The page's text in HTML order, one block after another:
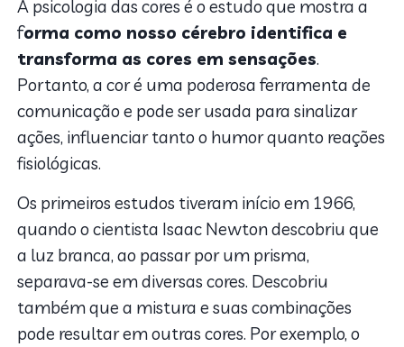
A psicologia das cores é o estudo que mostra a
forma como nosso cérebro identifica e
transforma as cores em sensações.
Portanto, a cor é uma poderosa ferramenta de
comunicação e pode ser usada para sinalizar
ações, influenciar tanto o humor quanto reações
fisiológicas.
Os primeiros estudos tiveram início em 1966,
quando o cientista Isaac Newton descobriu que
a luz branca, ao passar por um prisma,
separava-se em diversas cores. Descobriu
também que a mistura e suas combinações
pode resultar em outras cores. Por exemplo, o